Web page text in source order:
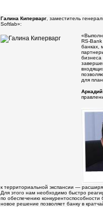
Галина Киперварг , заместитель
Softlab»:
RS-Bank
банках,
бизнеса
для
к территориальной экспансии —
Для этого нам необходимо быстро
по обеспечению конкурентоспособности
новое решение позволяет банку в